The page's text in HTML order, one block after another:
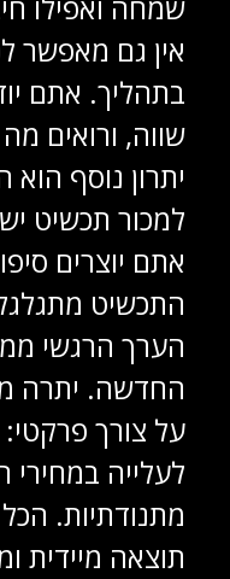
אין גם מאפשר
בתהליך. אתם
שווה, ורואים
יתרון נוסף
למכור תכשיט
אתם יוצרים
התכשיט
הערך הרגשי
החדשה. יתרה
על צורך פרקטי:
לעלייה
מתנודתיות.
תוצאה מיידית